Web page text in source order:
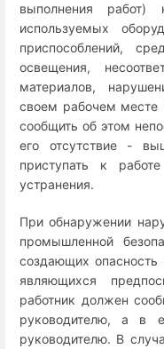
выполнения работ)
используемых
приспособлений,
освещения,
материалов,
своем рабочем месте
сообщить об этом
его отсутствие -
приступать к
устранения.
При обнаружении
промышленной
создающих
являющихся
работник должен
руководителю, а в
руководителю. В